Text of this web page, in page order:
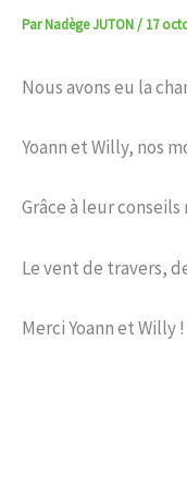
ParNadège JUTON/ 17
Nous avons eu la
Yoann et Willy, nos
Grâce à leur
Le vent de travers,
Merci Yoann et Willy !